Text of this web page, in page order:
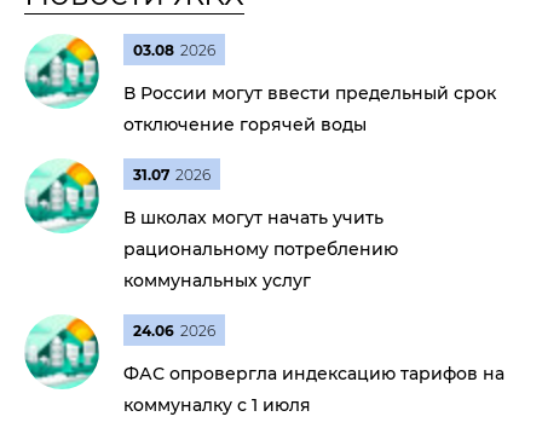
03.08 2026
В России могут ввести предельный срок
отключение горячей воды
31.07 2026
В школах могут начать учить
рациональному потреблению
коммунальных услуг
24.06 2026
ФАС опровергла индексацию тарифов на
коммуналку с 1 июля